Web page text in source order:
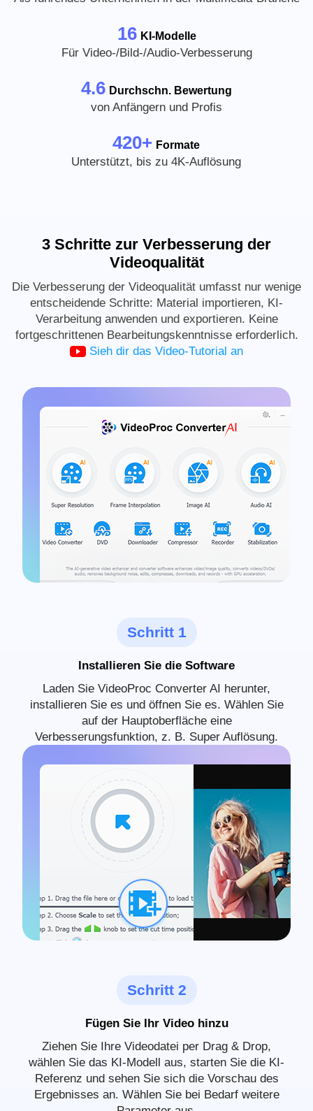
16 KI-Modelle
Für Video-/Bild-/Audio-Verbesserung
4.6 Durchschn. Bewertung
von Anfängern und Profis
420+ Formate
Unterstützt, bis zu 4K-Auflösung
3 Schritte zur Verbesserung der
Videoqualität
Die Verbesserung der Videoqualität umfasst nur wenige
entscheidende Schritte: Material importieren, KI-
Verarbeitung anwenden und exportieren. Keine
fortgeschrittenen Bearbeitungskenntnisse erforderlich.
Sieh dir das Video-Tutorial an
Schritt 1
Installieren Sie die Software
Laden Sie VideoProc Converter AI herunter,
installieren Sie es und öffnen Sie es. Wählen Sie
auf der Hauptoberfläche eine
Verbesserungsfunktion, z. B. Super Auflösung.
Schritt 2
Fügen Sie Ihr Video hinzu
Ziehen Sie Ihre Videodatei per Drag & Drop,
wählen Sie das KI-Modell aus, starten Sie die KI-
Referenz und sehen Sie sich die Vorschau des
Ergebnisses an. Wählen Sie bei Bedarf weitere